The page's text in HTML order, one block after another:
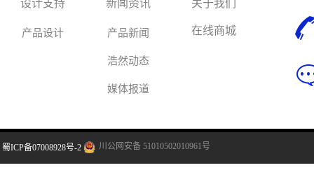
设计支持
产品设计
新闻资讯
产品新闻
浩然动态
媒体报道
关于我们
在线商城
蜀ICP备07008928号-2 川公网安备 51010502010961号